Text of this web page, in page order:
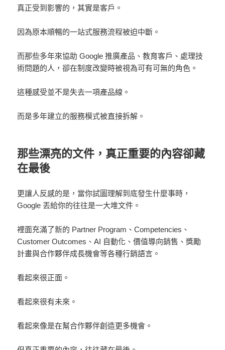
真正受到影響的，其實是客戶。
因為原本順暢的一站式服務流程被迫中斷。
而那些多年來協助 Google 推廣產品、教育客戶、處理技
術問題的人，卻在制度改變時被視為可有可無的角色。
這種感受並不是失去一項產品線。
而是多年建立的服務模式被直接拆解。
那些漂亮的文件，真正重要的內容卻藏
在最後
更讓人反感的是，當你試圖理解到底發生什麼事時，
Google 丟給你的往往是一大堆文件。
裡面充滿了新的 Partner Program、Competencies、
Customer Outcomes、AI 自動化、價值導向銷售、獎勵
計畫與合作夥伴成長機會等各種行銷語言。
看起來很正面。
看起來很有未來。
看起來像是在幫合作夥伴創造更多機會。